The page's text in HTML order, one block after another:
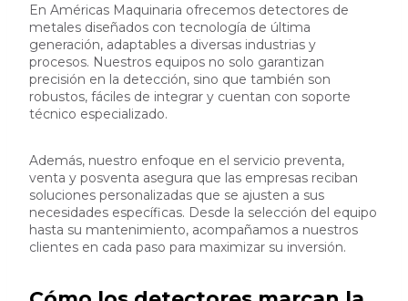
En Américas Maquinaria ofrecemos detectores de
metales diseñados con tecnología de última
generación, adaptables a diversas industrias y
procesos. Nuestros equipos no solo garantizan
precisión en la detección, sino que también son
robustos, fáciles de integrar y cuentan con soporte
técnico especializado.
Además, nuestro enfoque en el servicio preventa,
venta y posventa asegura que las empresas reciban
soluciones personalizadas que se ajusten a sus
necesidades específicas. Desde la selección del equipo
hasta su mantenimiento, acompañamos a nuestros
clientes en cada paso para maximizar su inversión.